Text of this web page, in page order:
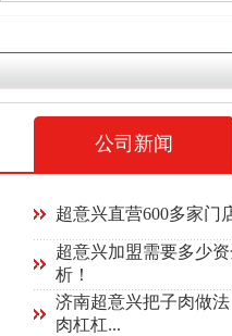
公司新闻
超意兴直营600多家门
超意兴加盟需要多少
析！
济南超意兴把子肉做
肉杠杠...